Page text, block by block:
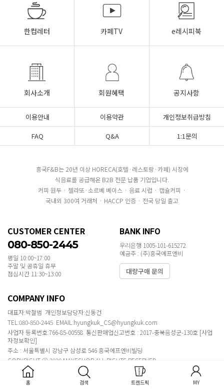
한컵레터 카페TV e레시피북
회사소개 회원혜택 공지사항
이용안내 이용약관
개인정보취급방침
FAQ
Q&A 1:1문의
흥국F&B는 20년 이상 HORECA(호텔·레스토랑·카페) 시장에
식음료를 공급해온 B2B 전문 납품 기업입니다.
커피 원두 · 젤라또·소르베 베이스 · 음료 시럽 · 캡슐커피 ·
국내외 300여 거래처 · HACCP 인증 · 전국 당일 출고
CUSTOMER CENTER
080-850-2445
평일 10:00~17:00
주말 및 공휴일 휴무
점심시간 11:30~13:00
BANK INFO
우리은행 1005-101-615272
예금주 : (주)흥국에프엔비
대량구매 문의
COMPANY INFO
대표자:박철범 개인정보담당자:신동건
TEL:080-850-2445 EMAIL:hyungkuk_CS@hyungkuk.com
사업자 등록번호:766-85-00558 통신판매업신고번호 : 2017-충북음성군-130호 [사업
자정보확인]
주소 : 서울특별시 강남구 삼성로 546 흥국에프엔비빌딩
COPYRIGHT ⓒ 2020 MAKESHOP ALL RIGHTS RESERVED.
홈 검색 트렌드픽 MY